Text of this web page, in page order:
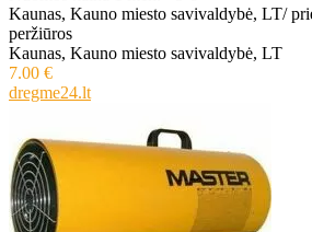
Kaunas, Kauno miesto savivaldybė, LT/
peržiūros
Kaunas, Kauno miesto savivaldybė, LT
7.00 €
dregme24.lt